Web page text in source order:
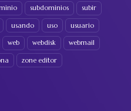
subdominios subir
usando uso usuario
web webdisk webmail
zone editor